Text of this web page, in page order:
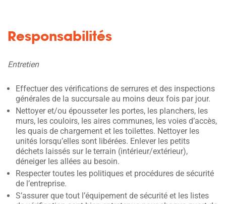
Responsabilités
Entretien
Effectuer des vérifications de serrures et des inspections
générales de la succursale au moins deux fois par jour.
Nettoyer et/ou épousseter les portes, les planchers, les
murs, les couloirs, les aires communes, les voies d’accès,
les quais de chargement et les toilettes. Nettoyer les
unités lorsqu’elles sont libérées. Enlever les petits
déchets laissés sur le terrain (intérieur/extérieur),
déneiger les allées au besoin.
Respecter toutes les politiques et procédures de sécurité
de l’entreprise.
S’assurer que tout l’équipement de sécurité et les listes